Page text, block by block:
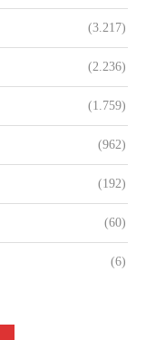
(3.217)
(2.236)
(1.759)
(962)
(192)
(60)
(6)